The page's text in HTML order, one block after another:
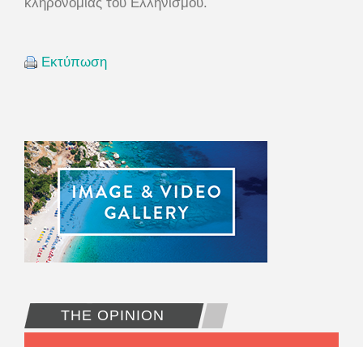
Εκτύπωση
THE OPINION